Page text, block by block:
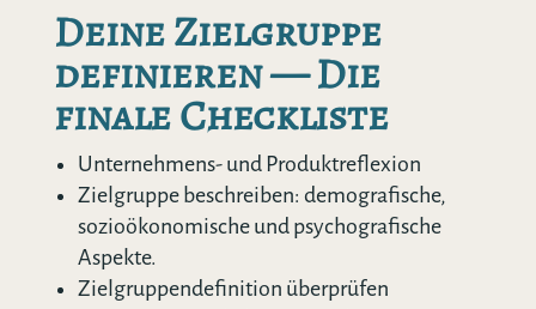
Deine Zielgruppe
definieren — Die
finale Checkliste
Unternehmens- und Produktreflexion
Zielgruppe beschreiben: demografische,
sozioökonomische und psychografische
Aspekte.
Zielgruppendefinition überprüfen